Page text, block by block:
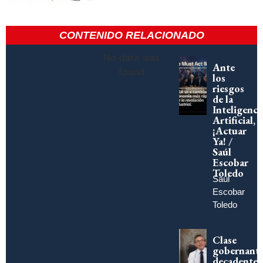
CONTENIDO RELACIONADO
No data was
found
Ante
los
riesgos
de la
Artificial,
¡Actuar
Ya! /
Saúl
Escobar
Toledo
Saúl
Escobar
Toledo
Clase